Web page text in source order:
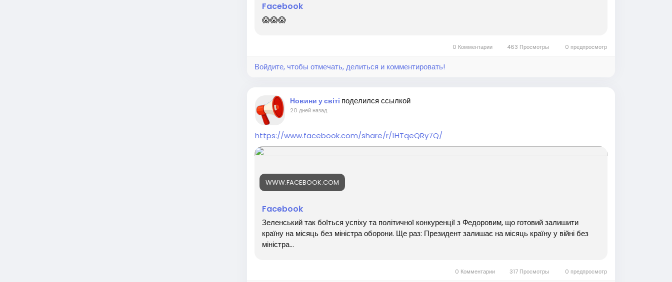
Facebook
😱😱😱
0 Комментарии 463 Просмотры 0 предпросмотр
Войдите, чтобы отмечать, делиться и комментировать!
Новини у світі поделился ссылкой
20 дней назад
https://www.facebook.com/share/r/1HTqeQRy7Q/
WWW.FACEBOOK.COM
Facebook
Зеленський так боїться успіху та політичної конкуренції з Федоровим, що готовий залишити
країну на місяць без міністра оборони. Ще раз: Президент залишає на місяць країну у війні без
міністра...
0 Комментарии 317 Просмотры 0 предпросмотр